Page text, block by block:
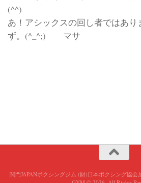
(^^)
あ！アシックスの回し者ではあり
ず。(^_^;) マサ
関門JAPANボクシングジム (財)日本ボクシング協会